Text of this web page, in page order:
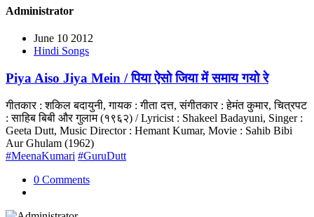
Administrator
June 10 2012
Hindi Songs
Piya Aiso Jiya Mein / पिया ऐसो जिया में समाय गयो रे
गीतकार : शकिल बदायुनी, गायक : गीता दत्त, संगीतकार : हेमंत कुमार, चित्रपट
: साहिब बिबी और गुलाम (१९६२) / Lyricist : Shakeel Badayuni, Singer :
Geeta Dutt, Music Director : Hemant Kumar, Movie : Sahib Bibi
Aur Ghulam (1962)
#MeenaKumari #GuruDutt
0 Comments